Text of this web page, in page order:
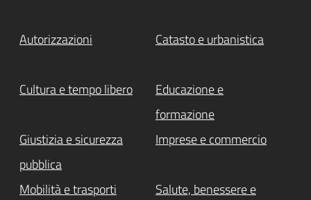
Autorizzazioni Catasto e urbanistica
Cultura e tempo libero
Educazione e
formazione
Giustizia e sicurezza
pubblica
Imprese e commercio
Mobilità e trasporti
Salute, benessere e